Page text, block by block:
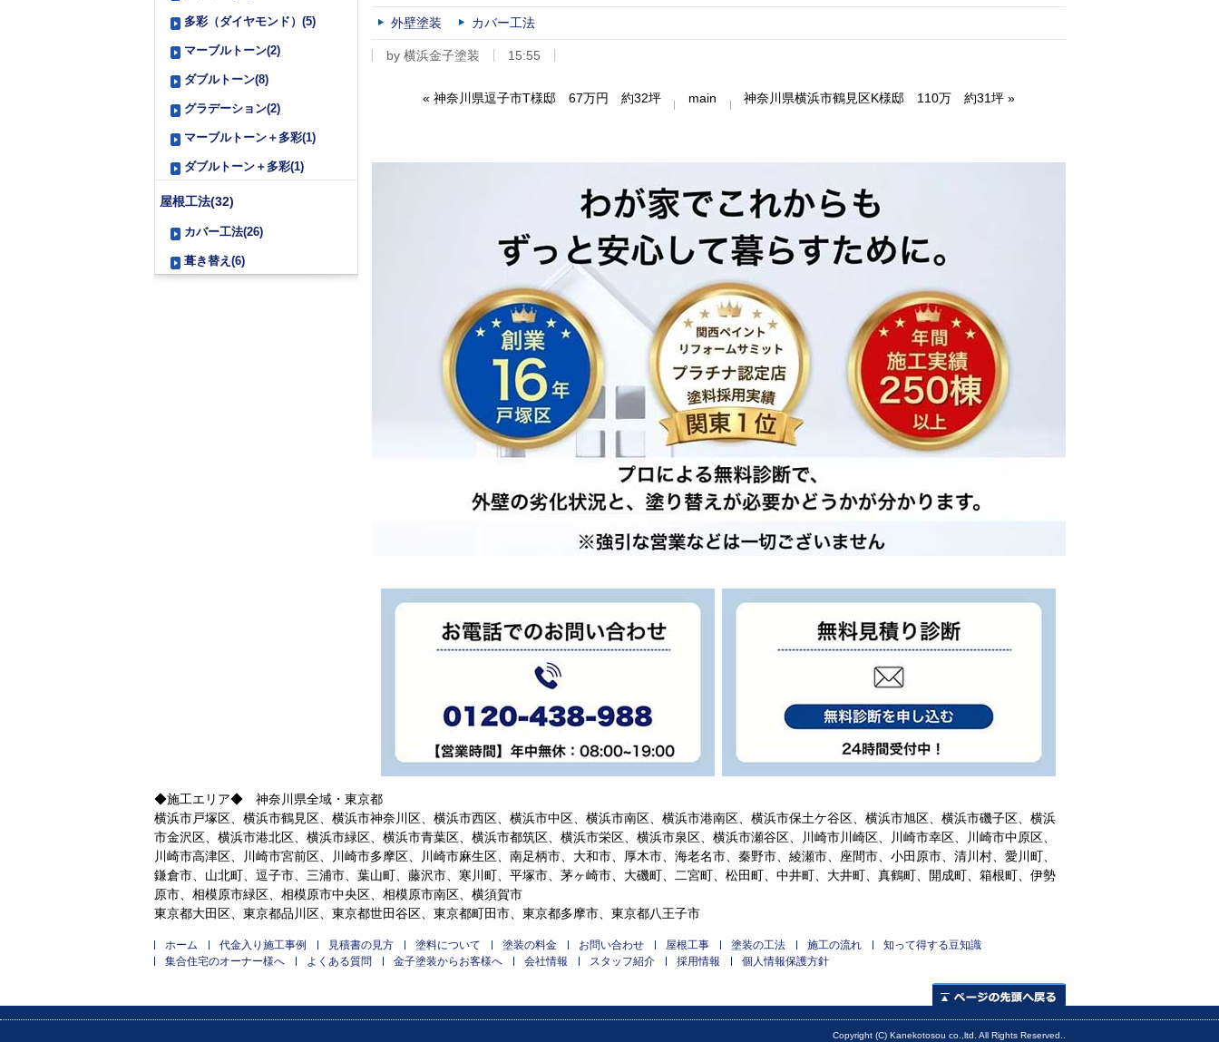
外壁塗装 カバー工法
by 横浜金子塗装 15:55
« 神奈川県逗子市T様邸 67万円 約32坪 main 神奈川県横浜市鶴見区K様邸 110万 約31坪»
多彩（ダイヤモンド）(5)
マーブルトーン(2)
ダブルトーン(8)
グラデーション(2)
マーブルトーン＋多彩(1)
ダブルトーン＋多彩(1)
屋根工法(32)
カバー工法(26)
葺き替え(6)
◆施工エリア◆ 神奈川県全域・東京都
横浜市戸塚区、横浜市鶴見区、横浜市神奈川区、横浜市西区、横浜市中区、横浜市南区、横浜市港南区、横浜市保土ケ谷区、横浜市旭区、横浜市磯子区、横浜
市金沢区、横浜市港北区、横浜市緑区、横浜市青葉区、横浜市都筑区、横浜市栄区、横浜市泉区、横浜市瀬谷区、川崎市川崎区、川崎市幸区、川崎市中原区、
川崎市高津区、川崎市宮前区、川崎市多摩区、川崎市麻生区、南足柄市、大和市、厚木市、海老名市、秦野市、綾瀬市、座間市、小田原市、清川村、愛川町、
鎌倉市、山北町、逗子市、三浦市、葉山町、藤沢市、寒川町、平塚市、茅ヶ崎市、大磯町、二宮町、松田町、中井町、大井町、真鶴町、開成町、箱根町、伊勢
原市、相模原市緑区、相模原市中央区、相模原市南区、横須賀市
東京都大田区、東京都品川区、東京都世田谷区、東京都町田市、東京都多摩市、東京都八王子市
ホーム 代金入り施工事例 見積書の見方 塗料について 塗装の料金 お問い合わせ 屋根工事 塗装の工法 施工の流れ
知って得する豆知識
集合住宅のオーナー様へ
よくある質問 金子塗装からお客様へ 会社情報 スタッフ紹介 採用情報 個人情報保護方針
ページの先頭へ
Copyright (C) Kanekotosou co.,ltd. All Rights Reserved..